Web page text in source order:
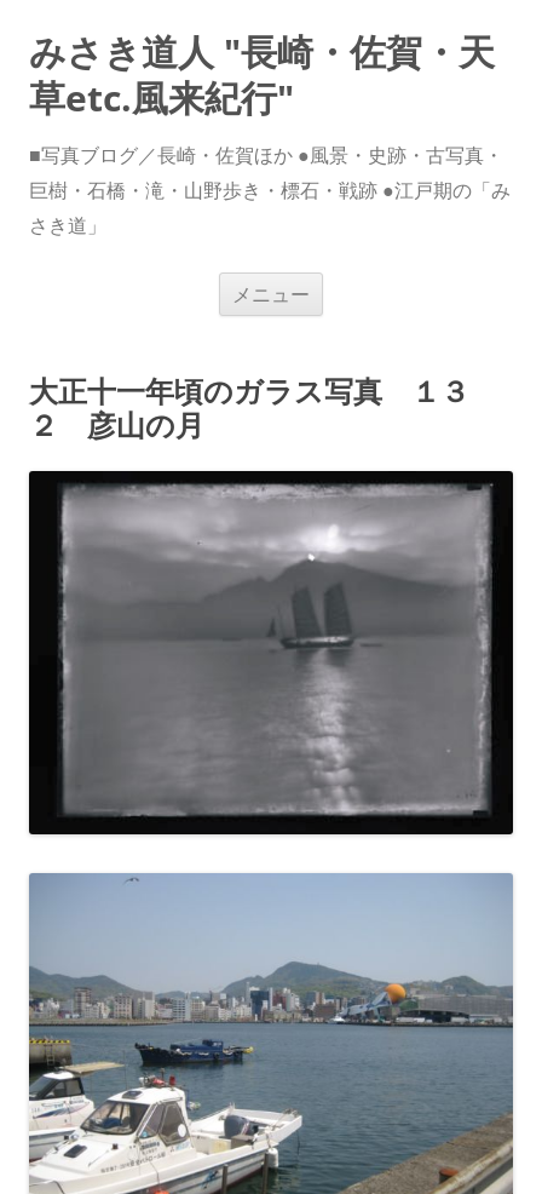
みさき道人 "長崎・佐賀・天
草etc.風来紀行"
■写真ブログ／長崎・佐賀ほか ●風景・史跡・古写真・
巨樹・石橋・滝・山野歩き・標石・戦跡 ●江戸期の「み
さき道」
メニュー
ス
キ
大正十一年頃のガラス写真 １３
２ 彦山の月